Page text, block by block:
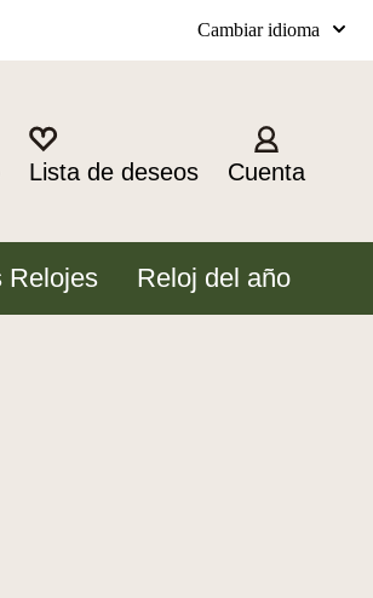
Cambiar idioma
Lista de deseos Cuenta
Relojes Reloj del año